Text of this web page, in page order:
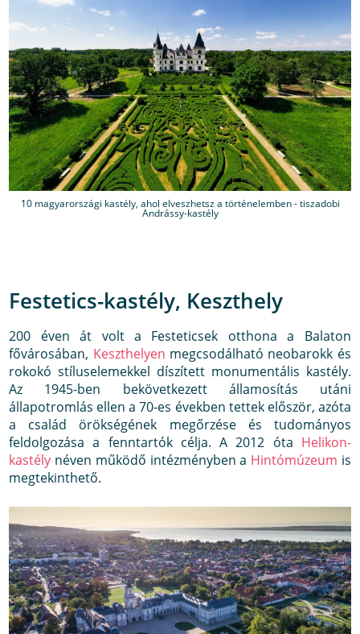
10 magyarországi kastély, ahol elveszhetsz a történelemben - tiszadobi
Andrássy-kastély
Festetics-kastély, Keszthely
200 éven át volt a Festeticsek otthona a Balaton
fővárosában, Keszthelyen megcsodálható neobarokk és
rokokó stíluselemekkel díszített monumentális kastély.
Az 1945-ben bekövetkezett államosítás utáni
állapotromlás ellen a 70-es években tettek először, azóta
a család örökségének megőrzése és tudományos
feldolgozása a fenntartók célja. A 2012 óta Helikon-
kastély néven működő intézményben a Hintómúzeum is
megtekinthető.